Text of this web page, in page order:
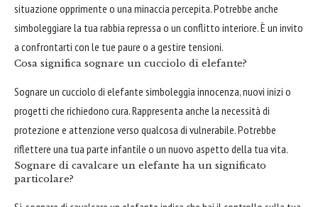
situazione opprimente o una minaccia percepita. Potrebbe anche
simboleggiare la tua rabbia repressa o un conflitto interiore. È un invito
a confrontarti con le tue paure o a gestire tensioni.
Cosa significa sognare un cucciolo di elefante?
Sognare un cucciolo di elefante simboleggia innocenza, nuovi inizi o
progetti che richiedono cura. Rappresenta anche la necessità di
protezione e attenzione verso qualcosa di vulnerabile. Potrebbe
riflettere una tua parte infantile o un nuovo aspetto della tua vita.
Sognare di cavalcare un elefante ha un significato
particolare?